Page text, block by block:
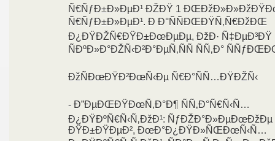
Ñ€ÑƒÐ±Ð»ÐµÐ¹ ÐŽÐŸ 1
Ñ€ÑƒÐ±Ð»ÐµÐ¹. Ð Ð°ÑÑÐŒÐŸÑ‚Ñ€ÐžÐŒ
Ð¿ÐŸÐŽÑ€ÐŸÐ±ÐœÐµÐµ, ÐžÐ· Ñ‡ÐµÐ³ÐŸ
ÑÐºÐ»Ð°ÐŽÑ‹Ð²Ð°ÐµÑ‚ÑÑ ÑÑ‚Ð°
ÐžÑÐœÐŸÐ²ÐœÑ‹Ðµ Ñ€Ð°ÑÑ…ÐŸÐŽÑ‹
- Ð”ÐµÐŒÐŸÐœÑ‚Ð°Ð¶ ÑÑ‚Ð°Ñ€Ñ‹Ñ…
Ð¿ÐŸÐºÑ€Ñ‹Ñ‚ÐžÐ¹: ÑƒÐŽÐ°Ð»ÐµÐœÐžÐµ
ÐŸÐ±ÐŸÐµÐ², ÐœÐ°Ð¿ÐŸÐ»ÑŒÐœÑ‹Ñ…